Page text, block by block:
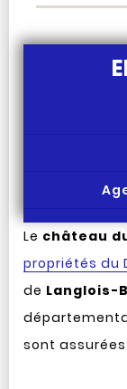
Le château
propriétés du
de Langlois-
sont